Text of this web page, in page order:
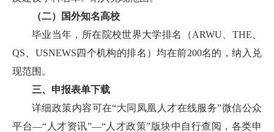
（二）国外知名高校
毕业当年，所在院校世界大学排名（ARWU、THE、
QS、USNEWS四个机构的排名）均在前200名的，纳入兑
现范围。
三、申报表单下载
详细政策内容可在“大同凤凰人才在线服务”微信公众
平台—“人才资讯”—“人才政策”版块中自行查阅，各类申